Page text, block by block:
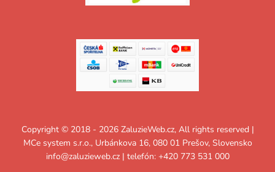
Copyright © 2018 - 2026 ZaluzieWeb.cz, All rights reserved |
MCe system s.r.o., Urbánkova 16, 080 01 Prešov, Slovensko
info@zaluzieweb.cz| telefón: +420 773 531 000